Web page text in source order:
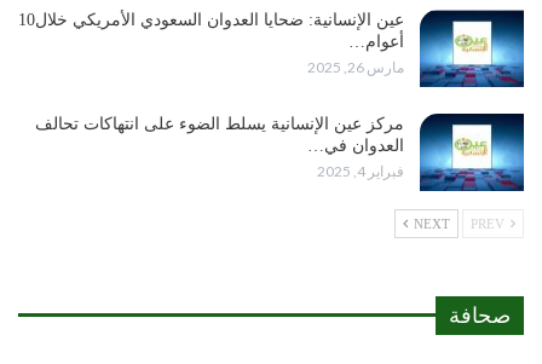
عين الإنسانية: ضحايا العدوان السعودي الأمريكي خلال10
أعوام…
مارس 26, 2025
مركز عين الإنسانية يسلط الضوء على انتهاكات تحالف
العدوان في…
فبراير 4, 2025
NEXT
صحافة